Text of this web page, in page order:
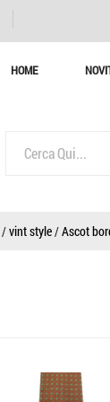
HOME
/vint style/Ascot